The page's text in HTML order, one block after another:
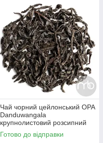
Чай чорний цейлонський OPA
Danduwangala
крупнолистовий розсипний
чай 500 г
Готово до відправки